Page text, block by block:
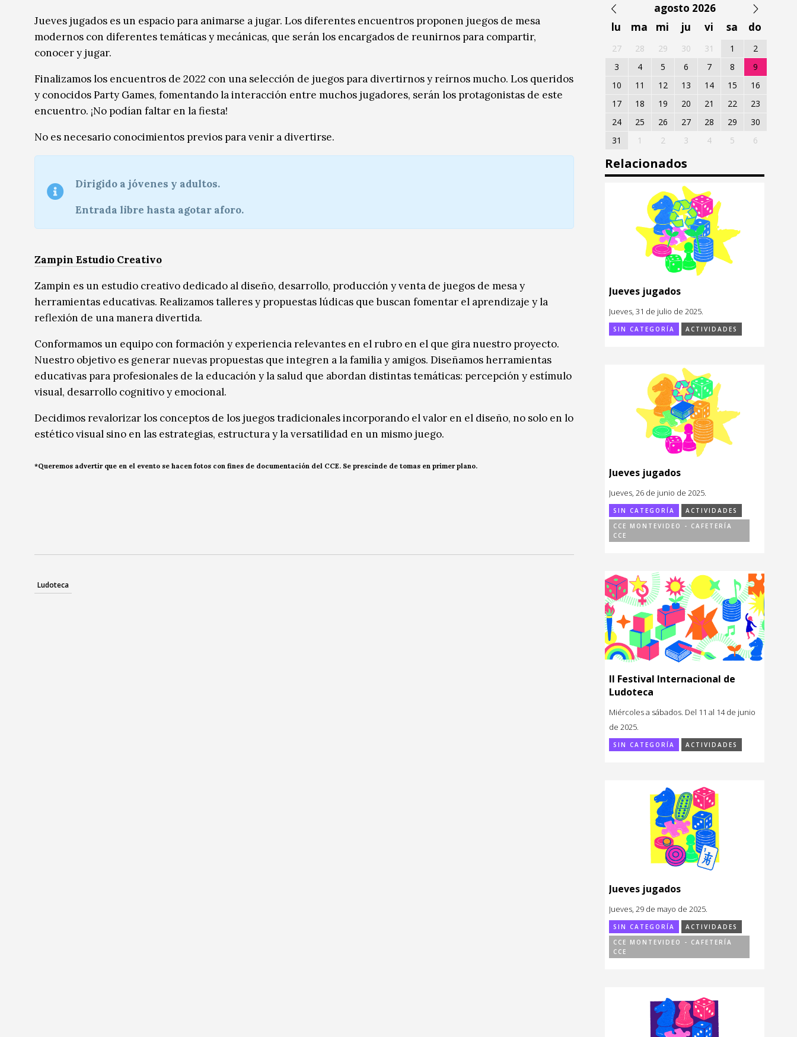
Música
Música
Sin categoría Sin categoría
Jueves jugados es un espacio para animarse a jugar. Los diferentes encuentros proponen juegos de mesa
modernos con diferentes temáticas y mecánicas, que serán los encargados de reunirnos para compartir,
conocer y jugar.
Finalizamos los encuentros de 2022 con una selección de juegos para divertirnos y reírnos mucho. Los queridos
y conocidos Party Games, fomentando la interacción entre muchos jugadores, serán los protagonistas de este
encuentro. ¡No podían faltar en la fiesta!
No es necesario conocimientos previos para venir a divertirse.
Dirigido a jóvenes y adultos.
Entrada libre hasta agotar aforo.
Zampin Estudio Creativo
Zampin es un estudio creativo dedicado al diseño, desarrollo, producción y venta de juegos de mesa y
herramientas educativas. Realizamos talleres y propuestas lúdicas que buscan fomentar el aprendizaje y la
reflexión de una manera divertida.
Conformamos un equipo con formación y experiencia relevantes en el rubro en el que gira nuestro proyecto.
Nuestro objetivo es generar nuevas propuestas que integren a la familia y amigos. Diseñamos herramientas
educativas para profesionales de la educación y la salud que abordan distintas temáticas: percepción y estímulo
visual, desarrollo cognitivo y emocional.
Decidimos revalorizar los conceptos de los juegos tradicionales incorporando el valor en el diseño, no solo en lo
estético visual sino en las estrategias, estructura y la versatilidad en un mismo juego.
*Queremos advertir que en el evento se hacen fotos con fines de documentación del CCE. Se prescinde de tomas en primer plano.
Ludoteca
agosto 2026
lu
ma mi ju vi sa do
27 28 29 30 31 1
2
3
4 5 6 7 8
9
10
11 12 13 14 15
16
17
18 19 20 21 22
23
24
25 26 27 28 29
30
31
1 2 3 4 5 6
Relacionados
Jueves jugados
Jueves, 31 de julio de 2025.
SIN CATEGORÍA ACTIVIDADES
Jueves jugados
Jueves, 26 de junio de 2025.
SIN CATEGORÍA
ACTIVIDADES
CCE MONTEVIDEO - CAFETERÍA
CCE
II Festival Internacional de
Ludoteca
Miércoles a sábados. Del 11 al 14 de junio
de 2025.
SIN CATEGORÍA ACTIVIDADES
Jueves jugados
Jueves, 29 de mayo de 2025.
SIN CATEGORÍA
ACTIVIDADES
CCE MONTEVIDEO - CAFETERÍA
CCE